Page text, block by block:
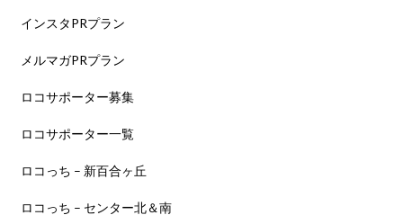
インスタPRプラン
メルマガPRプラン
ロコサポーター募集
ロコサポーター一覧
ロコっち – 新百合ヶ丘
ロコっち – センター北＆南